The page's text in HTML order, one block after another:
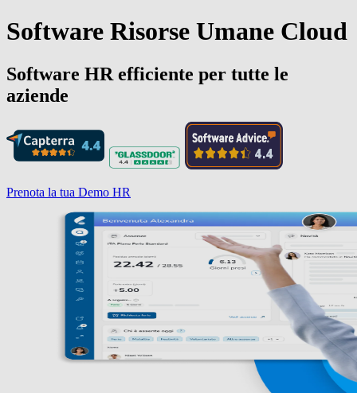
Software Risorse Umane Cloud
Software HR efficiente per tutte le
aziende
Prenota la tua Demo HR